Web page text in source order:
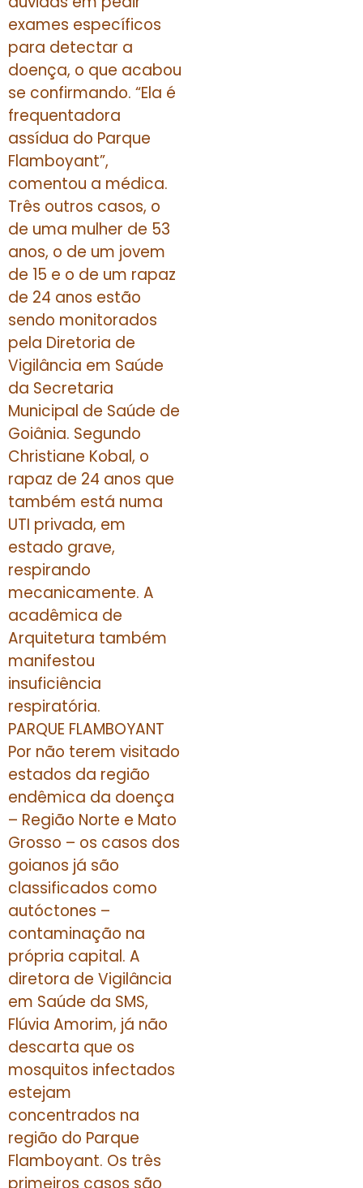
exames específicos
para detectar a
doença, o que acabou
se confirmando. “Ela é
frequentadora
assídua do Parque
Flamboyant”,
comentou a médica.
Três outros casos, o
de uma mulher de 53
anos, o de um jovem
de 15 e o de um rapaz
de 24 anos estão
sendo monitorados
pela Diretoria de
Vigilância em Saúde
da Secretaria
Municipal de Saúde de
Goiânia. Segundo
Christiane Kobal, o
rapaz de 24 anos que
também está numa
UTI privada, em
estado grave,
respirando
mecanicamente. A
acadêmica de
Arquitetura também
manifestou
insuficiência
respiratória.
PARQUE FLAMBOYANT
Por não terem visitado
estados da região
endêmica da doença
– Região Norte e Mato
Grosso – os casos dos
goianos já são
classificados como
autóctones –
contaminação na
própria capital. A
diretora de Vigilância
em Saúde da SMS,
Flúvia Amorim, já não
descarta que os
mosquitos infectados
estejam
concentrados na
região do Parque
Flamboyant. Os três
primeiros casos são